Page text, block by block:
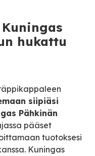
hukattu
siipiäsi
Pähkinän
pääset
tuotoksesi
Kuningas